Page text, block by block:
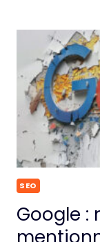
SEO
Google :